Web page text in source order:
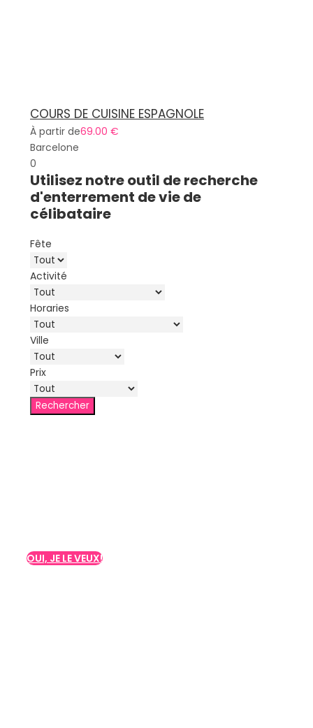
COURS DE CUISINE ESPAGNOLE
À partir de69.00 €
Barcelone
0
Utilisez notre outil de recherche
d'enterrement de vie de
célibataire
Fête
Activité
Horaries
Ville
Prix
OUI, JE LE VEUX!